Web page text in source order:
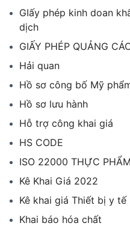
GIấy phép kinh doan
dịch
GIẤY PHÉP QUẢNG
Hải quan
Hồ sơ công bố Mỹ
Hồ sơ lưu hành
Hỗ trợ công khai giá
HS CODE
ISO 22000 THỰC PHẨM
Kê Khai Giá 2022
Kê khai giá Thiết bị y tế
Khai báo hóa chất